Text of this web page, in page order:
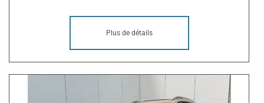
Plus de détails